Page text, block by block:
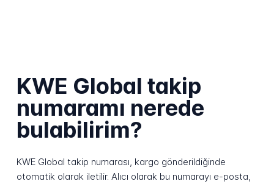
KWE Global takip
numaramı nerede
bulabilirim?
KWE Global takip numarası, kargo gönderildiğinde
otomatik olarak iletilir. Alıcı olarak bu numarayı e-posta,